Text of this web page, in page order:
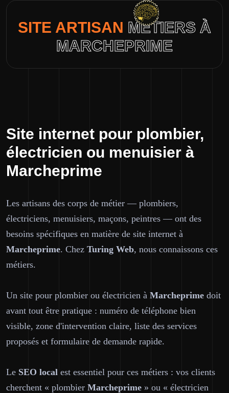
SITE ARTISAN MÉTIERS À
MARCHEPRIME
Site internet pour plombier,
électricien ou menuisier à
Marcheprime
Les artisans des corps de métier — plombiers,
électriciens, menuisiers, maçons, peintres — ont des
besoins spécifiques en matière de site internet à
Marcheprime. Chez Turing Web, nous connaissons ces
métiers.
Un site pour plombier ou électricien à Marcheprime doit
avant tout être pratique : numéro de téléphone bien
visible, zone d'intervention claire, liste des services
proposés et formulaire de demande rapide.
Le SEO local est essentiel pour ces métiers : vos clients
cherchent « plombier Marcheprime » ou « électricien